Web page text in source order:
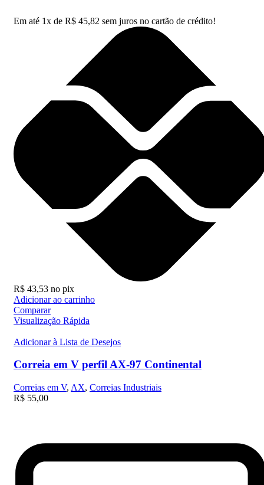
Em até 1x de R$ 45,82 sem juros no cartão de crédito!
R$ 43,53 no pix
Adicionar ao carrinho
Comparar
Visualização Rápida
Adicionar à Lista de Desejos
Correia em V perfil AX-97 Continental
Correias em V, AX, Correias Industriais
R$ 55,00